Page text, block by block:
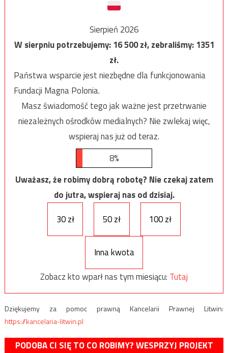
Sierpień 2026
W sierpniu potrzebujemy:16 500zł, zebraliśmy:1351
zł.
Państwa wsparcie jest niezbędne dla funkcjonowania
Fundacji Magna Polonia.
Masz świadomość tego jak ważne jest przetrwanie
niezależnych ośrodków medialnych? Nie zwlekaj więc,
wspieraj nas już od teraz.
8%
Uważasz, że robimy dobrą robotę? Nie czekaj zatem
do jutra, wspieraj nas od dzisiaj.
30 zł
50 zł 100 zł
Inna kwota
Zobacz kto wparł nas tym miesiącu: Tutaj
Dziękujemy za pomoc prawną Kancelarii Prawnej Litwin:
https://kancelaria-litwin.pl
PODOBA CI SIĘ TO CO ROBIMY? WESPRZYJ PROJEKT